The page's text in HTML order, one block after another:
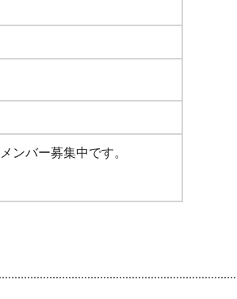
ンバー募集中です。